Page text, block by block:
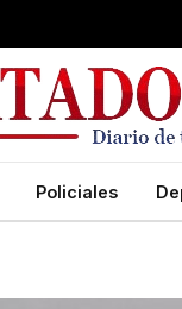
Policiales